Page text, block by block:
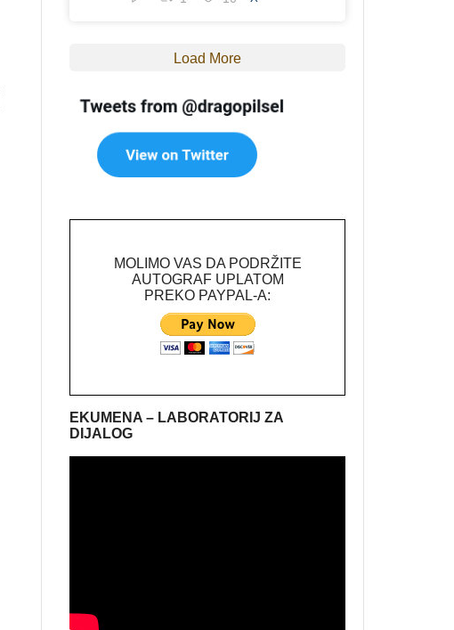
Load More
MOLIMO VAS DA PODRŽITE
AUTOGRAF UPLATOM
PREKO PAYPAL-A:
EKUMENA – LABORATORIJ ZA
DIJALOG